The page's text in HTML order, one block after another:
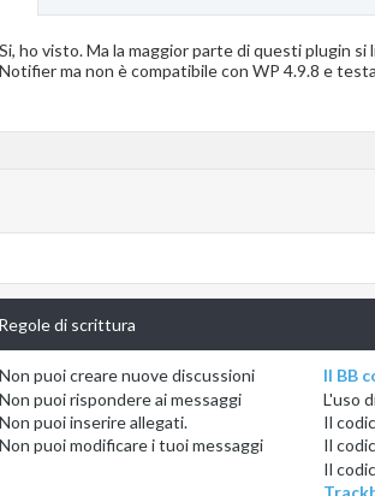
Si, ho visto. Ma la maggior parte di questi plugin
Notifier ma non è compatibile con WP 4.9.8 e
Regole di scrittura
Non puoicreare nuove discussioni
Non puoirispondere ai messaggi
Non puoiinserire allegati.
Non puoimodificare i tuoi messaggi
Il BB
L'uso
Il
Il
Il